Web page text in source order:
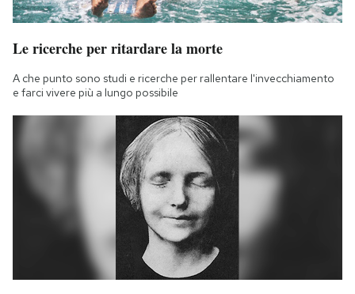
Le ricerche per ritardare la morte
A che punto sono studi e ricerche per rallentare l'invecchiamento
e farci vivere più a lungo possibile